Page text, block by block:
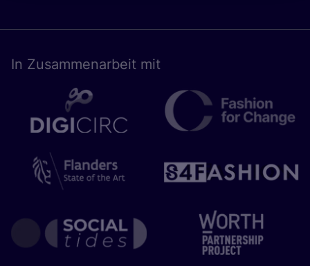
In Zusam­men­ar­beit mit